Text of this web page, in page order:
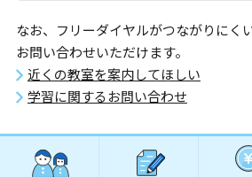
なお、フリーダイヤルがつながりにく
お問い合わせいただけます。
近くの教室を案内してほしい
学習に関するお問い合わせ